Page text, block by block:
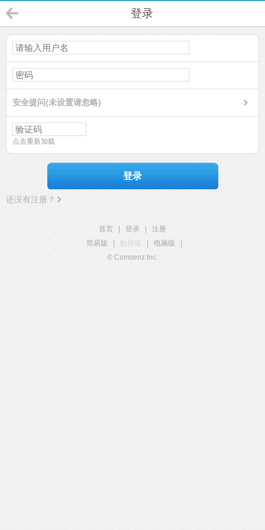
登录
安全提问(未设置请忽略)
点击重新加载
登录
还没有注册？
首页 登录
注册
简易版
触屏版 电脑版
© Comsenz Inc.